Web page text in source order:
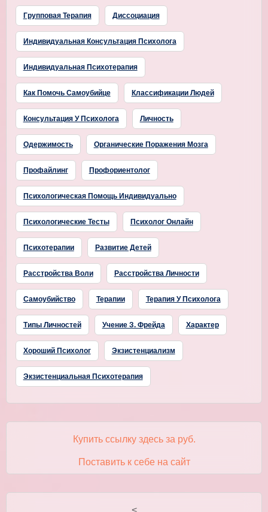
Групповая Терапия Диссоциация
Индивидуальная Консультация Психолога
Индивидуальная Психотерапия
Как Помочь Самоубийце Классификации Людей
Консультация У Психолога Личность
Одержимость Органические Поражения Мозга
Профайлинг Профориентолог
Психологическая Помощь Индивидуально
Психологические Тесты Психолог Онлайн
Психотерапии Развитие Детей
Расстройства Воли Расстройства Личности
Самоубийство Терапии Терапия У Психолога
Типы Личностей Учение З. Фрейда Характер
Хороший Психолог Экзистенциализм
Экзистенциальная Психотерапия
Купить ссылку здесь за руб.
Поставить к себе на сайт
<